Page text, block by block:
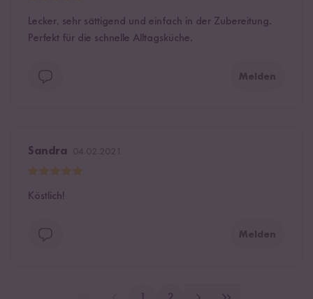
Lecker, sehr sättigend und einfach in der Zubereitung.
Perfekt für die schnelle Alltagsküche.
Melden
Sandra
Köstlich!
Melden